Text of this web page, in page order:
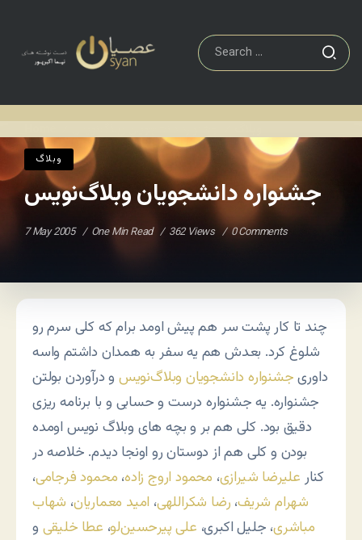
وبلاگ
جشنواره دانشجویان وبلاگ‌نویس
7 May 2005 One Min Read 362 Views 0 Comments
چند تا کار پشت سر هم پیش اومد برام که کلی سرم رو
شلوغ کرد. بعدش هم یه سفر به همدان داشتم واسه
داوریجشنواره دانشجویان وبلاگ‌نویس و درآوردن بولتن
جشنواره. یه جشنواره درست و حسابی و با برنامه ریزی
دقیق بود. کلی هم بر و بچه های وبلاگ نویس اومده
بودن و کلی هم از دوستان رو اونجا دیدم. خلاصه در
کنار علیرضا شیرازی، محمود اروج زاده، محمود فرجامی،
شهرام شریف، رضا شکراللهی، امید معماریان، شهاب
مباشری، جلیل اکبری، علی پیرحسین‌لو، عطا خلیقی و